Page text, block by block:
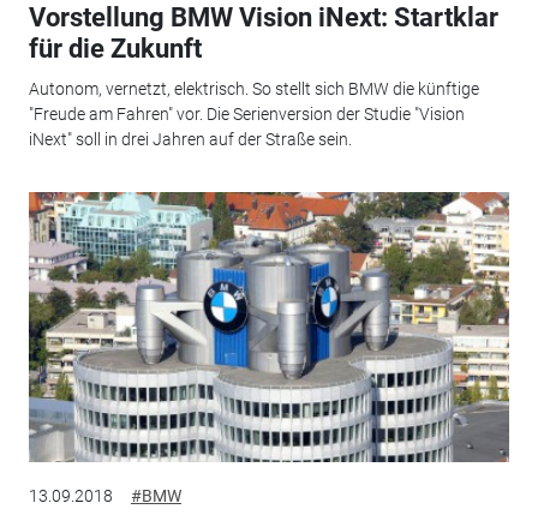
Vorstellung BMW Vision iNext: Startklar
für die Zukunft
Autonom, vernetzt, elektrisch. So stellt sich BMW die künftige
"Freude am Fahren" vor. Die Serienversion der Studie "Vision
iNext" soll in drei Jahren auf der Straße sein.
13.09.2018 #BMW